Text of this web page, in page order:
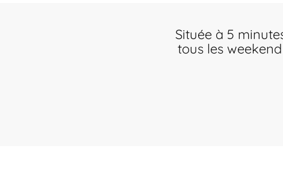
Située à 5
tous les